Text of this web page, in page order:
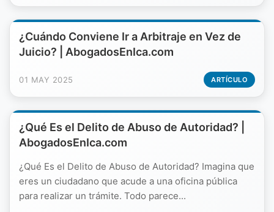
¿Cuándo Conviene Ir a Arbitraje en Vez de
Juicio? | AbogadosEnIca.com
01 MAY 2025 ARTÍCULO
¿Qué Es el Delito de Abuso de Autoridad? |
AbogadosEnIca.com
¿Qué Es el Delito de Abuso de Autoridad? Imagina que
eres un ciudadano que acude a una oficina pública
para realizar un trámite. Todo parece...